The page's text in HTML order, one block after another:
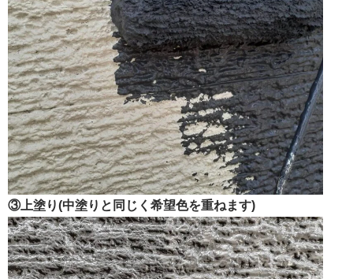
③上塗り(中塗りと同じく希望色を重ねます)